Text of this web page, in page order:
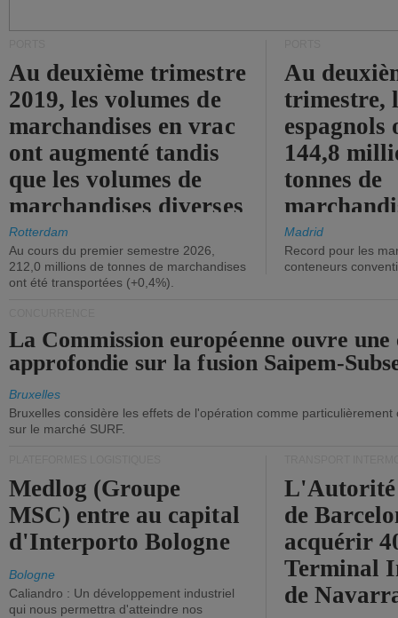
Au deuxième trimestre
2019, les volumes de
marchandises en vrac
ont augmenté tandis
que les volumes de
marchandises diverses
ont diminué.
Rotterdam
Au cours du premier semestre 2026,
212,0 millions de tonnes de marchandises
ont été transportées (+0,4%).
Au
trimestre,
144,8
tonnes de
(+2,9%).
Madrid
Record pour les
conteneurs
La Commission européenne ouvre une
approfondie sur la fusion Saipem-
Bruxelles
Bruxelles considère les effets de l'opération comme
sur le marché SURF.
Medlog (Groupe
MSC) entre au capital
d'Interporto Bologne
Bologne
Caliandro : Un développement industriel
qui nous permettra d'atteindre nos
de
acquérir
Terminal
de